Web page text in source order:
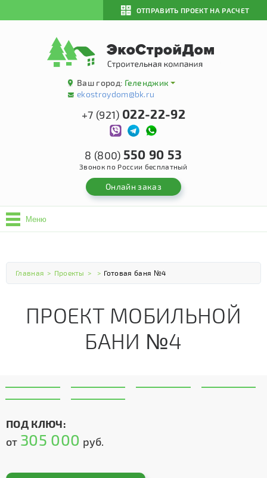
ОТПРАВИТЬ ПРОЕКТ НА РАСЧЕТ
Ваш город: Геленджик
ekostroydom@bk.ru
+7 (921) 022-22-92
8 (800) 550 90 53
Звонок по России бесплатный
Онлайн заказ
Меню
Главная > Проекты > > Готовая баня №4
ПРОЕКТ МОБИЛЬНОЙ
БАНИ №4
ПОД КЛЮЧ:
от 305 000 руб.